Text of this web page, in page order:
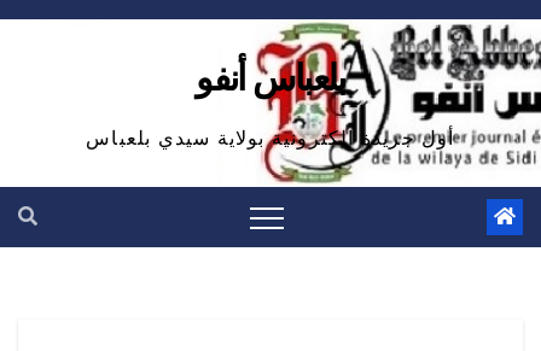
Skip
to
content
بلعباس أنفو
أول جريدة الكترونية بولاية سيدي بلعباس